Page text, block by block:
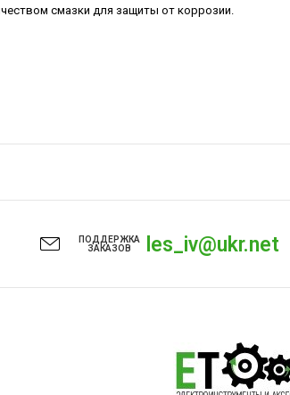
смазки для защиты от коррозии.
ПОДДЕРЖКА
ЗАКАЗОВ
les_iv@ukr.net